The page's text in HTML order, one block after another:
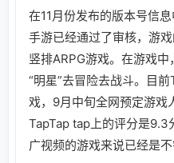
在11月份发布的版本号信
手游已经通过了审核，游
竖排ARPG游戏。在游戏
“明星”去冒险去战斗。目
戏，9月中旬全网预定游戏
TapTap tap上的评分是9.3
广视频的游戏来说已经是不